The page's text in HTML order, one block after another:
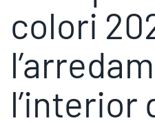
colori
l’interior